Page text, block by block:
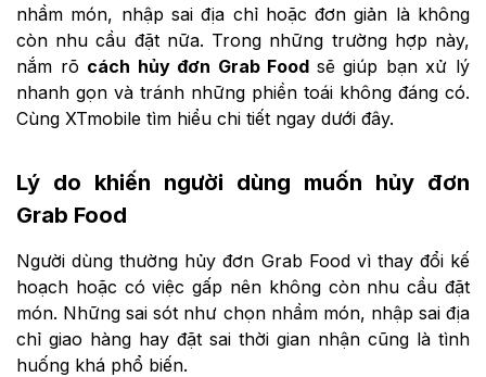
nhầm món, nhập sai địa chỉ hoặc đơn giản là không
còn nhu cầu đặt nữa. Trong những trường hợp này,
nắm rõ cách hủy đơn Grab Food sẽ giúp bạn xử lý
nhanh gọn và tránh những phiền toái không đáng có.
Cùng XTmobile tìm hiểu chi tiết ngay dưới đây.
Lý do khiến người dùng muốn hủy đơn
Grab Food
Người dùng thường hủy đơn Grab Food vì thay đổi kế
hoạch hoặc có việc gấp nên không còn nhu cầu đặt
món. Những sai sót như chọn nhầm món, nhập sai địa
chỉ giao hàng hay đặt sai thời gian nhận cũng là tình
huống khá phổ biến.